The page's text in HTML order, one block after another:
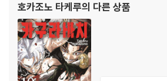
호카조노 타케루의 다른 상품